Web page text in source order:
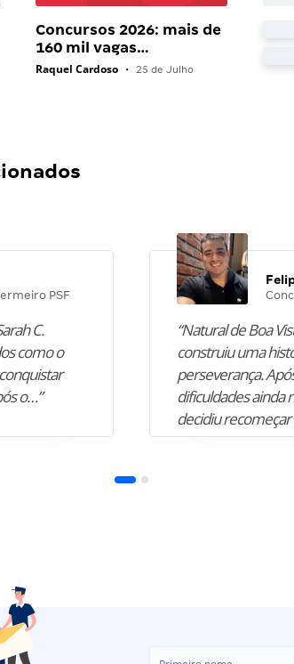
Concursos 2026: mais de
160 mil vagas…
Raquel Cardoso • 25 de Julho
PSF
C.
como o
o…”
“Natural de Boa
construiu uma
perseverança.
dificuldades ainda
decidiu recomeçar